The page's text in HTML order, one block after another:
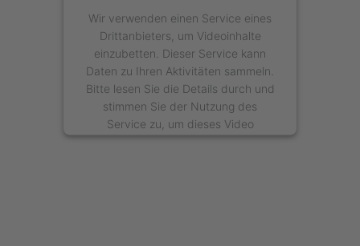
Wir verwenden einen Service eines
Drittanbieters, um Videoinhalte
einzubetten. Dieser Service kann
Daten zu Ihren Aktivitäten sammeln.
Bitte lesen Sie die Details durch und
stimmen Sie der Nutzung des
Service zu, um dieses Video
anzusehen.